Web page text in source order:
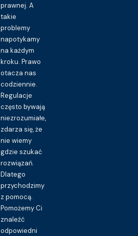
prawnej. A
takie
problemy
napotykamy
na każdym
kroku. Prawo
otacza nas
codziennie.
Regulacje
często bywają
niezrozumiałe,
zdarza się, że
nie wiemy
gdzie szukać
rozwiązań.
Dlatego
przychodzimy
z pomocą.
Pomożemy Ci
znaleźć
odpowiedni